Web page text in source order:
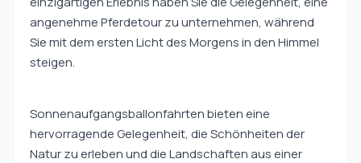
angenehme Pferdetour zu unternehmen, während
Sie mit dem ersten Licht des Morgens in den Himmel
steigen.
Sonnenaufgangsballonfahrten bieten eine
hervorragende Gelegenheit, die Schönheiten der
Natur zu erleben und die Landschaften aus einer